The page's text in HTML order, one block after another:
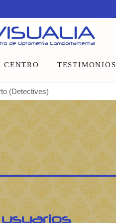
CENTRO TESTIMONIOS
(Detectives)